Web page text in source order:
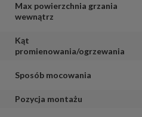
Max powierzchnia grzania
wewnątrz
Kąt
promienowania/ogrzewania
Sposób mocowania
Pozycja montażu